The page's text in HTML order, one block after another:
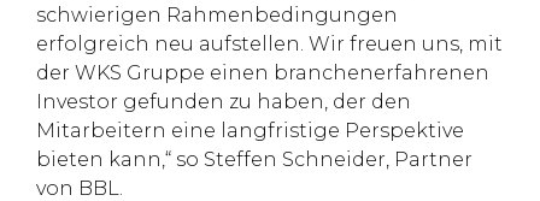
schwierigen Rahmenbedingungen
erfolgreich neu aufstellen. Wir freuen uns, mit
der WKS Gruppe einen branchenerfahrenen
Investor gefunden zu haben, der den
Mitarbeitern eine langfristige Perspektive
bieten kann,“ so Steffen Schneider, Partner
von BBL.